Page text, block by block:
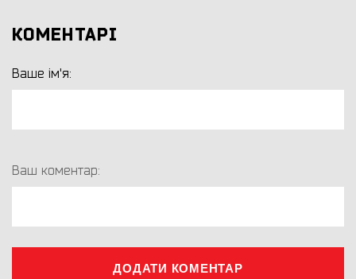
КОМЕНТАРІ
Ваше ім'я:
Ваш коментар:
ДОДАТИ КОМЕНТАР